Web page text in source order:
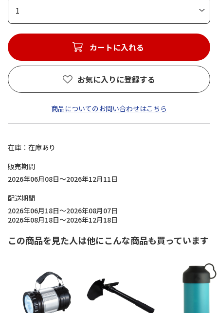
1
カートに入れる
お気に入りに登録する
商品についてのお問い合わせはこちら
在庫
在庫あり
販売期間
2026年06月08日～2026年12月11日
配送期間
2026年06月18日～2026年08月07日
2026年08月18日～2026年12月18日
この商品を見た人は他にこんな商品も買っています